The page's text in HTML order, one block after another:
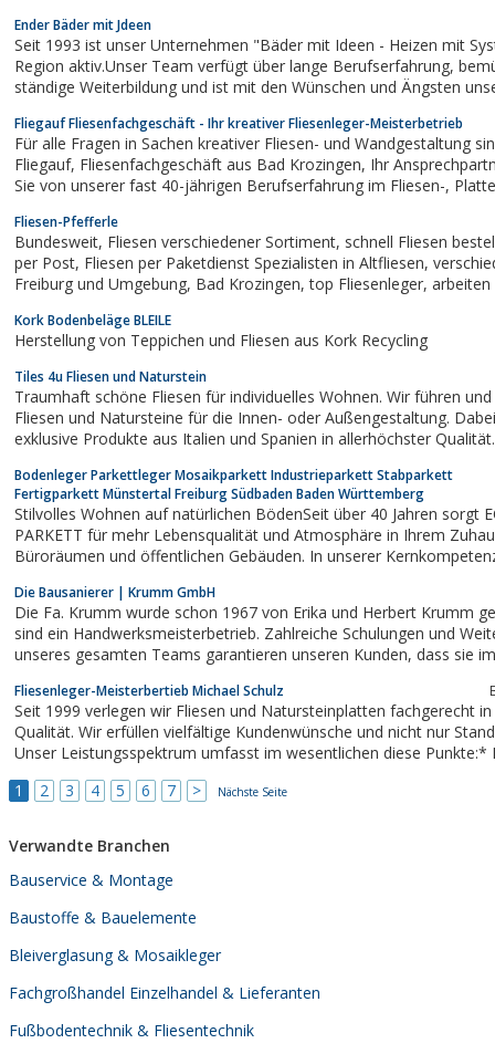
Einkornmörtel mit...
Ender Bäder mit Jdeen
Seit 1993 ist unser Unternehmen "Bäder mit Ideen - Heizen mit
Region aktiv.Unser Team verfügt über lange Berufserfahrung, bemüht sich um
ständige Weiterbildung und ist mit den Wünschen und Ängsten
Badmodernisierung...
Fliegauf Fliesenfachgeschäft - Ihr kreativer Fliesenleger-Meisterbetrieb
Für alle Fragen in Sachen kreativer Fliesen- und Wandgestaltung sind
Fliegauf, Fliesenfachgeschäft aus Bad Krozingen, Ihr Ansprechpartner. Profitieren
Sie von unserer fast 40-jährigen Berufserfahrung im Fliesen-, Platten- und
Fliesen-Pfefferle
Bundesweit, Fliesen verschiedener Sortiment, schnell Fliesen bestellen, Fliesen
per Post, Fliesen per Paketdienst Spezialisten in Altfliesen, verschiedene Fliesen,
Freiburg und Umgebung, Bad Krozingen, top Fliesenleger, arbeiten mit
verkaufen,...
Kork Bodenbeläge BLEILE
Herstellung von Teppichen und Fliesen aus Kork Recycling
Tiles 4u Fliesen und Naturstein
Traumhaft schöne Fliesen für individuelles Wohnen. Wir führen
Fliesen und Natursteine für die Innen- oder Außengestaltung.
exklusive Produkte aus Italien und Spanien in allerhöchster
unserer Kunden...
Bodenleger Parkettleger Mosaikparkett Industrieparkett Stabparkett
Fertigparkett Münstertal Freiburg Südbaden Baden Württemberg
Stilvolles Wohnen auf natürlichen BödenSeit über 40 Jahren sorgt
PARKETT für mehr Lebensqualität und Atmosphäre in Ihrem Zuhause, in
Büroräumen und öffentlichen Gebäuden. In unserer
Die Bausanierer | Krumm GmbH
Die Fa. Krumm wurde schon 1967 von Erika und Herbert Krumm
sind ein Handwerksmeisterbetrieb. Zahlreiche Schulungen und
unseres gesamten Teams garantieren unseren Kunden, dass sie immer optimal
geblieben wie vor Jahrzehnten: Wir setzen...
Fliesenleger-Meisterbertieb Michael Schulz
Seit 1999 verlegen wir Fliesen und Natursteinplatten fachgerecht
Qualität. Wir erfüllen vielfältige Kundenwünsche und nicht nur
Unser Leistungsspektrum umfasst im wesentlichen diese Punkte:*
Wand- und...
1 2 3 4 5 6 7 > Nächste Seite
Verwandte Branchen
Bauservice & Montage
Baustoffe & Bauelemente
Bleiverglasung & Mosaikleger
Fachgroßhandel Einzelhandel & Lieferanten
Fußbodentechnik & Fliesentechnik